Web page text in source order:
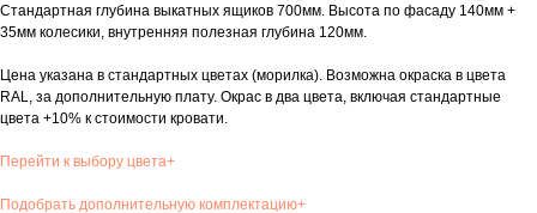
Стандартная глубина выкатных ящиков 700мм. Высота по фасаду 140мм +
35мм колесики, внутренняя полезная глубина 120мм.
Цена указана в стандартных цветах (морилка). Возможна окраска в цвета
RAL, за дополнительную плату. Окрас в два цвета, включая стандартные
цвета +10% к стоимости кровати.
Перейти к выбору цвета+
Подобрать дополнительную комплектацию+